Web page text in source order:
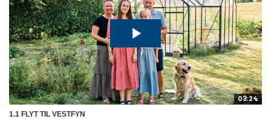
03:24
1.1 FLYT TIL VESTFYN